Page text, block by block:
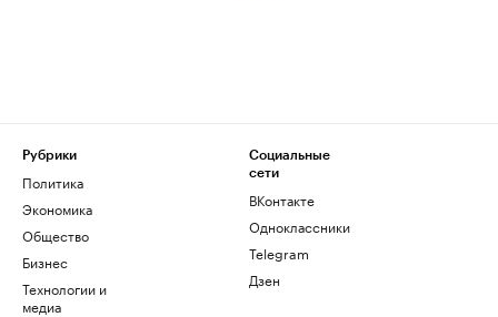
Рубрики
Политика
Экономика
Общество
Бизнес
Технологии и
медиа
Социальные
сети
ВКонтакте
Одноклассники
Telegram
Дзен